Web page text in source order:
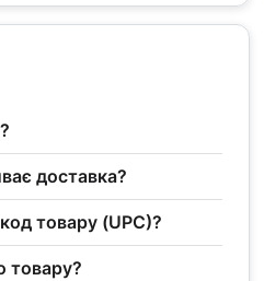
доставка?
товару (UPC)?
товару?